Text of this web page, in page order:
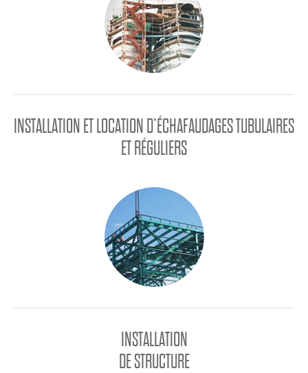
INSTALLATION ET LOCATION D’ÉCHAFAUDAGES TUBULAIRES
ET RÉGULIERS
INSTALLATION
DE STRUCTURE